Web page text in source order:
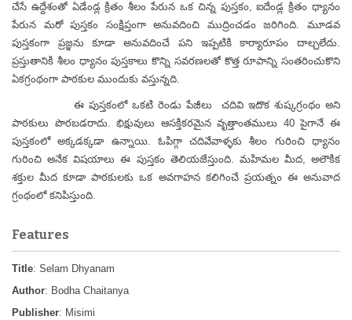
చేసే ఉద్దేశంతో ఏడేండ్ల క్రితం శీలం పేరున ఒక చిన్న పుస్తకం, ఐదేండ్ల క్రితం ధ్యానం
పేరున మరో పుస్తకం సంక్షిప్తంగా అనువదించి ముద్రించడం జరిగింది. మూడవ
పుస్తకంగా ప్రజ్ఞను కూడా అనువదించే పని ఇప్పటికి కార్యారూపం దాల్చలేదు.
ప్రస్తుతానికి శీలం ధ్యానం పుస్తకాలు కొన్ని సవరణలతో కొత్త రూపాన్ని సంతరించుకొని
ఏకగ్రంథంగా పాఠకుల ముందుకు వస్తున్నది.
ఈ పుస్తకంలో ఒకటి రెండు పేజీలు చదివి ఇదొక శుష్కగ్రంథం అని
పాఠకులు పొరబడరాదు. భిక్షువులు ఆసక్తికరమైన వృత్తాంతములు 40 పైగానే ఈ
పుస్తకంలో అక్కడక్కడా ఉన్నాయి. ఓపిగ్గా చదివేవాళ్ళకు శీలం గురించి ధ్యానం
గురించి అనేక విషయాలు ఈ పుస్తకం తెలియజేస్తుంది. మహిమల మీద, అలౌకిక
శక్తుల మీద కూడా పాఠకులకు ఒక అవగాహన కలిగించే ప్రయత్నం ఈ అనువాద
గ్రంథంలో కనిపిస్తుంది.
Features
Title: Selam Dhyanam
Author: Bodha Chaitanya
Publisher: Misimi